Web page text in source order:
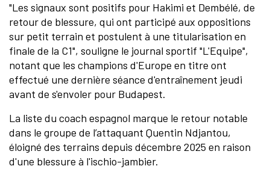
"Les signaux sont positifs pour Hakimi et Dembélé, de
retour de blessure, qui ont participé aux oppositions
sur petit terrain et postulent à une titularisation en
finale de la C1", souligne le journal sportif "L'Equipe",
notant que les champions d'Europe en titre ont
effectué une dernière séance d'entraînement jeudi
avant de s'envoler pour Budapest.
La liste du coach espagnol marque le retour notable
dans le groupe de l’attaquant Quentin Ndjantou,
éloigné des terrains depuis décembre 2025 en raison
d'une blessure à l'ischio-jambier.